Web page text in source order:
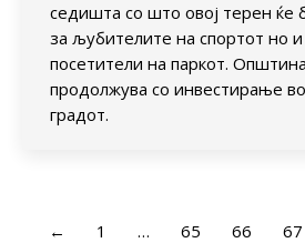
седишта со што овој терен ќе
за љубителите на спортот но и
посетители на паркот.
продолжува со инвестирање
градот.
← 1 … 65 66 67